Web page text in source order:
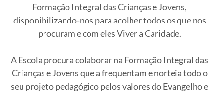
Formação Integral das Crianças e Jovens,
disponibilizando-nos para acolher todos os que nos
procuram e com eles Viver a Caridade.
A Escola procura colaborar na Formação Integral das
Crianças e Jovens que a frequentam e norteia todo o
seu projeto pedagógico pelos valores do Evangelho e